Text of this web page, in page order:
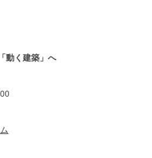
動く建築」へ